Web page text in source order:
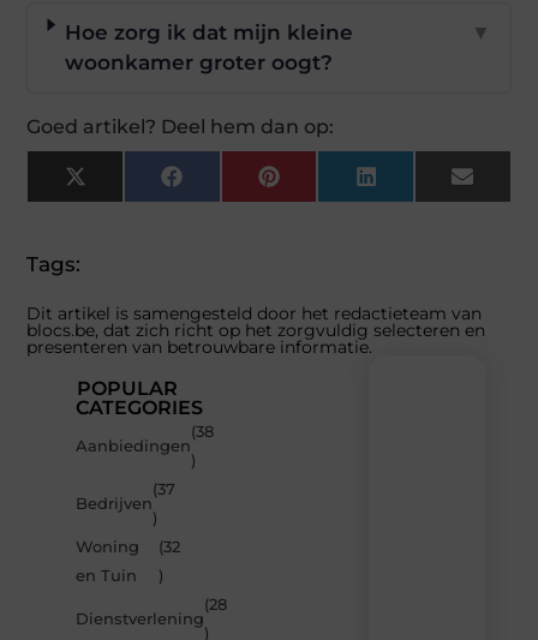
Hoe zorg ik dat mijn kleine
woonkamer groter oogt?
▼
Goed artikel? Deel hem dan op:
X
(Twitter)
FacebookPinterestLinkedInEmail
Tags:
Dit artikel is samengesteld door het redactieteam van
blocs.be, dat zich richt op het zorgvuldig selecteren en
presenteren van betrouwbare informatie.
POPULAR
CATEGORIES
Aanbiedingen
(38
)
Bedrijven
(37
)
Woning
en Tuin
(32
)
Dienstverlening
(28
)